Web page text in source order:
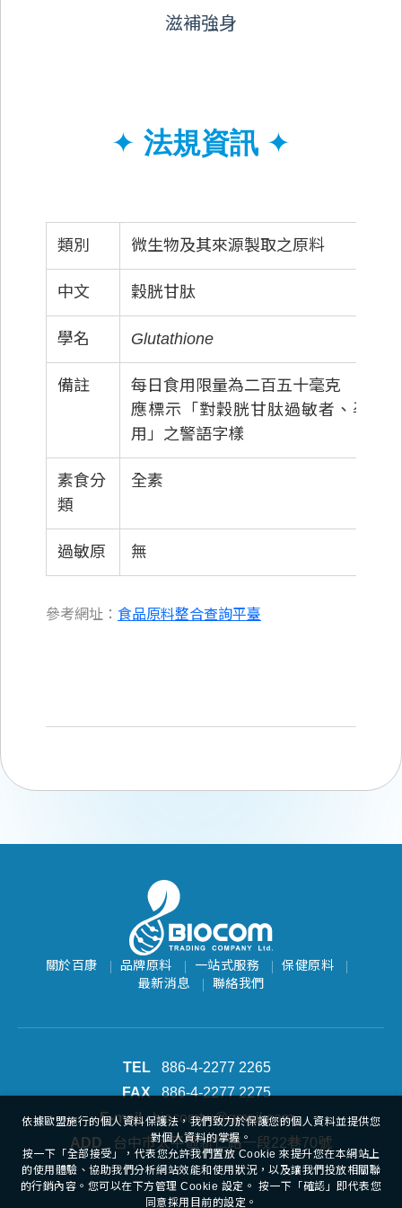
滋補強身
✦ 法規資訊 ✦
類別 微生物及其來源製取之原料
中文 穀胱甘肽
學名 Glutathione
備註
每日食用限量為二百五十毫克
應標示「對穀胱甘肽過敏者、孕婦
用」之警語字樣
素食分
類
全素
過敏原 無
參考網址： 食品原料整合查詢平臺
關於百康 品牌原料 一站式服務
保健原料
最新消息
聯絡我們
886-4-2277 2265
886-4-2277 2275
biocomtw@gmail.com
台中市太平區新仁路一段22巷70號
依據歐盟施行的個人資料保護法，我們致力於保護您的個人資料並提供您
對個人資料的掌握。
按一下「全部接受」，代表您允許我們置放 Cookie 來提升您在本網站上
的使用體驗、協助我們分析網站效能和使用狀況，以及讓我們投放相關聯
的行銷內容。您可以在下方管理 Cookie 設定。 按一下「確認」即代表您
同意採用目前的設定。